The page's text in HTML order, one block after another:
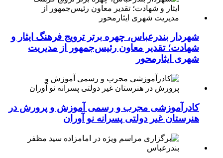
شهردار بندرعباس، چهره برتر ترویج فرهنگ ایثار و
شهادت؛ تقدیر معاون رئیس‌جمهور از مدیریت
شهری ایثارمحور
کادرآموزشی مجرب و رسمی آموزش و پرورش در
هنرستان غیر دولتی پسرانه نو آوران